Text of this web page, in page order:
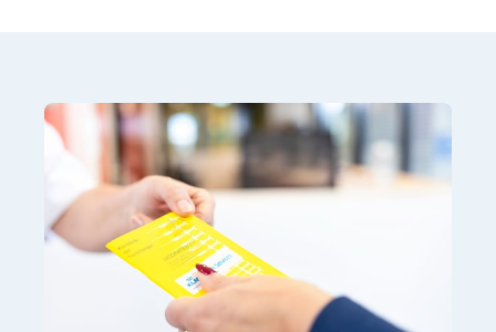
onbezorgd
reizen
werken